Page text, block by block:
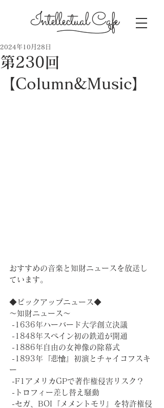
Intellectual Cafe
第230回
【Column&Music】
2024年10月28日
おすすめの音楽と知財ニュースを放送し
ています。
◆ピックアップニュース◆
～知財ニュース～
-1636年ハーバード大学創立決議
-1848年スペイン初の鉄道が開通
-1886年自由の女神像の除幕式
-1893年『悲愴』初演とチャイコフスキ
ー
-F1アメリカGPで著作権侵害リスク？
-トロフィー差し替え騒動
-セガ、BOI『メメントモリ』を特許権侵